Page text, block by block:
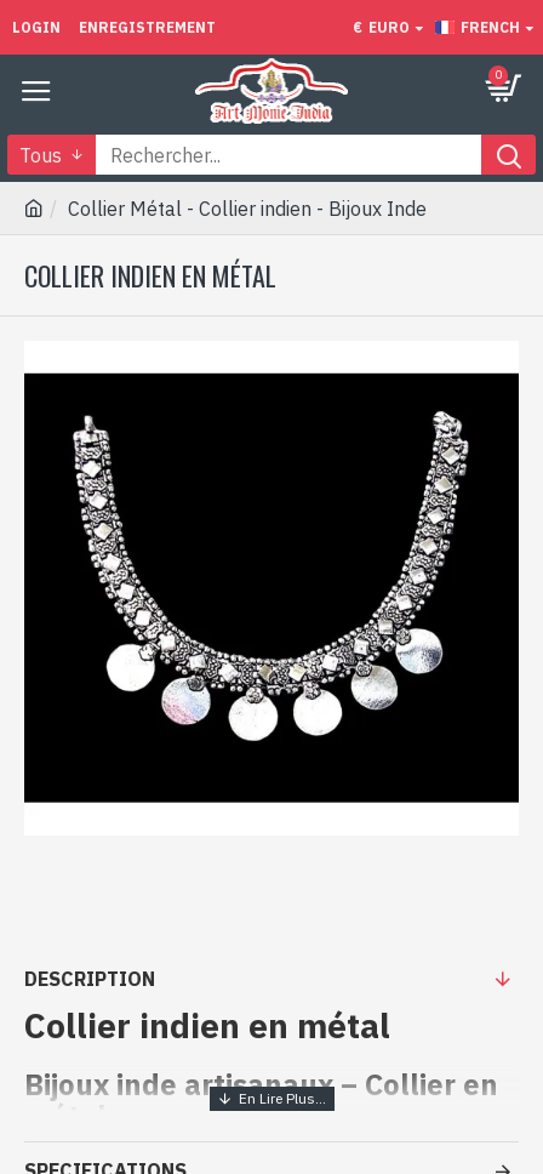
LOGIN ENREGISTREMENT € EURO FRENCH
0
Tous
Collier Métal - Collier indien - Bijoux Inde
COLLIER INDIEN EN MÉTAL
DESCRIPTION
Collier indien en métal
Bijoux inde artisanaux – Collier en
métal
- Fait par des artisans spécialisés dans le métal